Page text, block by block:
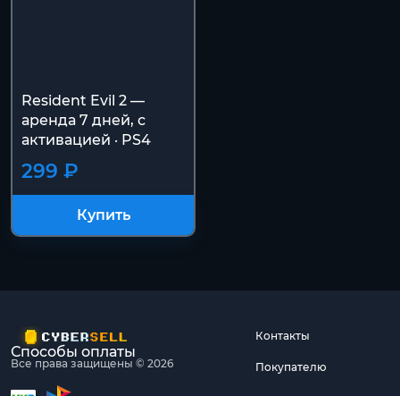
Resident Evil 2 —
аренда 7 дней, с
активацией · PS4
299 ₽
Купить
Все права защищены © 2026
Контакты
Покупателю
Способы оплаты